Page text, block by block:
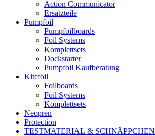
Action Communicator
Ersatzteile
Pumpfoil
Pumpfoilboards
Foil Systems
Komplettsets
Dockstarter
Pumpfoil Kaufberatung
Kitefoil
Foilboards
Foil Systems
Komplettsets
Neopren
Protection
TESTMATERIAL & SCHNÄPPCHEN